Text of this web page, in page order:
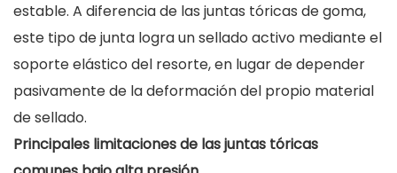
estable. A diferencia de las juntas tóricas de goma,
este tipo de junta logra un sellado activo mediante el
soporte elástico del resorte, en lugar de depender
pasivamente de la deformación del propio material
de sellado.
Principales limitaciones de las juntas tóricas